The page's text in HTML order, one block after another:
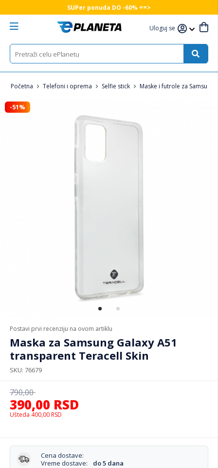
SUPer ponuda DO -60% ==>
Uloguj se
Početna Telefoni i oprema Selfie stick Maske i futrole za Samsung
Postavi prvi recenziju na ovom artiklu
Maska za Samsung Galaxy A51
transparent Teracell Skin
SKU 76679
390,00 RSD
790,00
Ušteda 400,00 RSD
Cena dostave:
Vreme dostave:
do 5 dana
-51%